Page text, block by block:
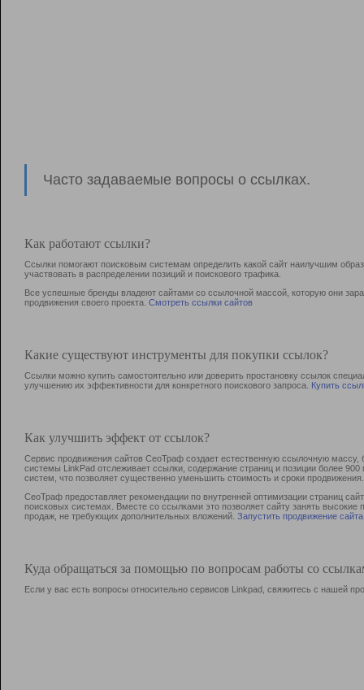
Часто задаваемые вопросы о ссылках.
Как работают ссылки?
Ссылки помогают поисковым системам определить какой сайт наилучшим
участвовать в раcпределении позиций и поискового трафика.
Все успешные бренды владеют сайтами со ссылочной массой, которую они
продвижения своего проекта. Смотреть ссылки сайтов
Какие существуют инструменты для покупки ссылок?
Ссылки можно купить самостоятельно или доверить простановку ссылок
улучшению их эффективности для конкретного поискового запроса. Купить
Как улучшить эффект от ссылок?
Сервис продвижения сайтов СеоТраф создает естественную ссылочную
системы LinkPad отслеживает ссылки, содержание страниц и позиции более
систем, что позволяет существенно уменьшить стоимость и сроки продвижения.
СеоТраф предоставляет рекомендации по внутренней оптимизации страниц
поисковых системах. Вместе со ссылками это позволяет сайту занять
продаж, не требующих дополнительных вложений. Запустить продвижение сайта
Куда обращаться за помощью по вопросам работы со
Если у вас есть вопросы относительно сервисов Linkpad, свяжитесь с нашей